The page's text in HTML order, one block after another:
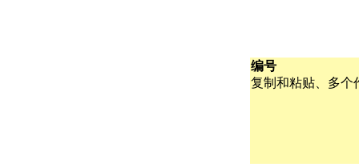
编号
复制和粘贴、多